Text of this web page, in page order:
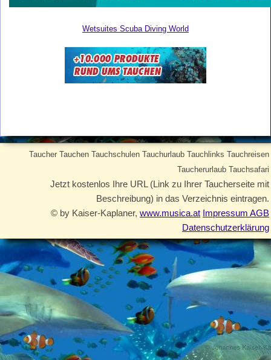
Wetsuites Scuba Diving World
Taucher Tauchen Tauchschulen Tauchurlaub Tauchlinks Tauchreisen
Taucherurlaub Tauchsafari
Jetzt kostenlos Ihre URL (Link zu Ihrer Taucherseite mit
Beschreibung) in das Verzeichnis eintragen.
© by Kaiser-Kaplaner, www.musica.at Impressum AGB
Datenschutzerklärung